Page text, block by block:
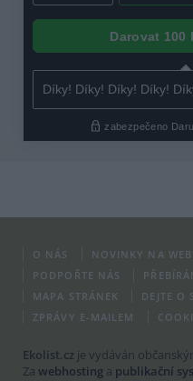
O NÁS NOVINKY NA
PODPOŘTE NÁS
MAPA STRÁNEK
DEJTE O
ZPRÁVY E-MAILEM
Ekolist.cz je vydáván
Za webhosting a publikační